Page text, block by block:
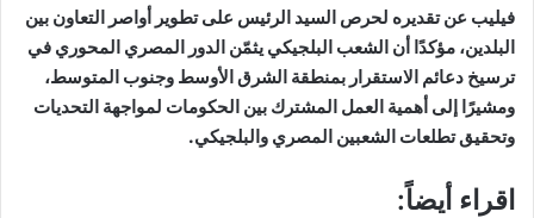
فيليب عن تقديره لحرص السيد الرئيس على تطوير أواصر التعاون بين
البلدين، مؤكدًا أن الشعب البلجيكي يثمّن الدور المصري المحوري في
ترسيخ دعائم الاستقرار بمنطقة الشرق الأوسط وجنوب المتوسط،
ومشيرًا إلى أهمية العمل المشترك بين الحكومات لمواجهة التحديات
وتحقيق تطلعات الشعبين المصري والبلجيكي.
اقراء أيضاً: